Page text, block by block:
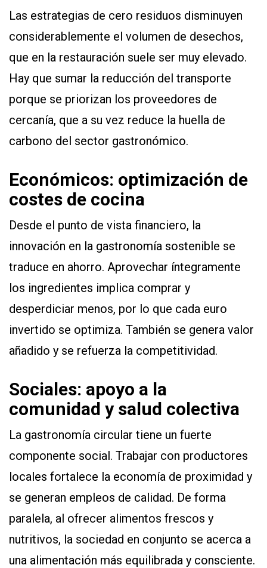
Las estrategias de cero residuos disminuyen
considerablemente el volumen de desechos,
que en la restauración suele ser muy elevado.
Hay que sumar la reducción del transporte
porque se priorizan los proveedores de
cercanía, que a su vez reduce la huella de
carbono del sector gastronómico.
Económicos: optimización de
costes de cocina
Desde el punto de vista financiero, la
innovación en la gastronomía sostenible se
traduce en ahorro. Aprovechar íntegramente
los ingredientes implica comprar y
desperdiciar menos, por lo que cada euro
invertido se optimiza. También se genera valor
añadido y se refuerza la competitividad.
Sociales: apoyo a la
comunidad y salud colectiva
La gastronomía circular tiene un fuerte
componente social. Trabajar con productores
locales fortalece la economía de proximidad y
se generan empleos de calidad. De forma
paralela, al ofrecer alimentos frescos y
nutritivos, la sociedad en conjunto se acerca a
una alimentación más equilibrada y consciente.